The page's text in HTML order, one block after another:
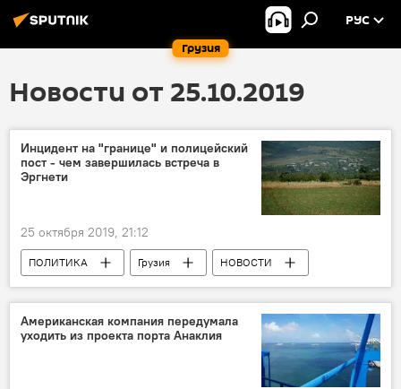
Грузия
РУС
Новости от 25.10.2019
Инцидент на "границе" и полицейский
пост - чем завершилась встреча в
Эргнети
25 октября 2019, 21:12
ПОЛИТИКА Грузия
НОВОСТИ
Цхинвальский регион
СГБ
Американская компания передумала
уходить из проекта порта Анаклия